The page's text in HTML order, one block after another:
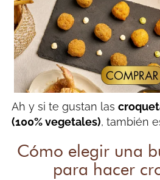
Ah y si te gustan las
(100% vegetales), también
Cómo elegir una
para hacer